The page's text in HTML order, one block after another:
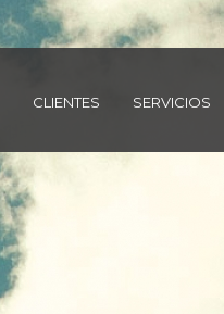
CLIENTES SERVICIOS